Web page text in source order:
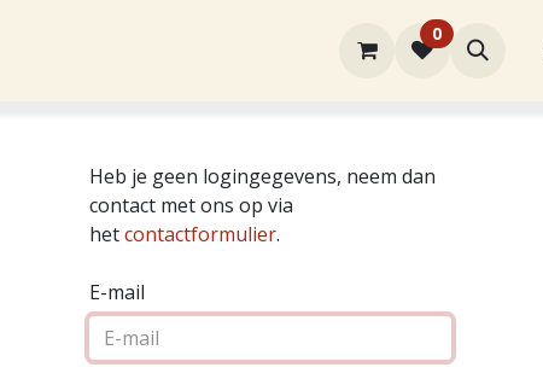
Contact
0
Heb je geen logingegevens, neem dan
contact met ons op via
hetcontactformulier.
E-mail